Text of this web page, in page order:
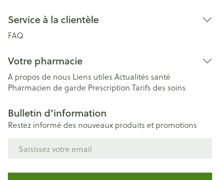
Service à la clientèle
FAQ
Votre pharmacie
A propos de nous Liens utiles Actualités santé
Pharmacien de garde Prescription Tarifs des soins
Bulletin d’information
Restez informé des nouveaux produits et promotions